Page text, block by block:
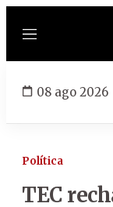
Menú
08 ago 2026
Política
TEC